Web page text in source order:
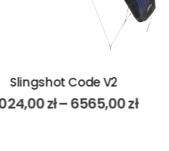
V2
zł
Ride